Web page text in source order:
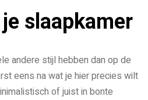
slaapkamer
andere stijl hebben dan op de
eens na wat je hier precies wilt
of juist in bonte